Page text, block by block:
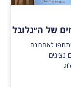
של ה״גלובל
לאחרונה
נציגים